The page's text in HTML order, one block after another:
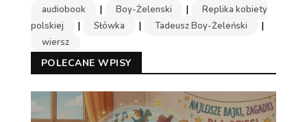
audiobook | Boy-Żelenski |
Replika kobiety
polskiej
| Słówka | Tadeusz Boy-Żeleński |
wiersz
POLECANE WPISY